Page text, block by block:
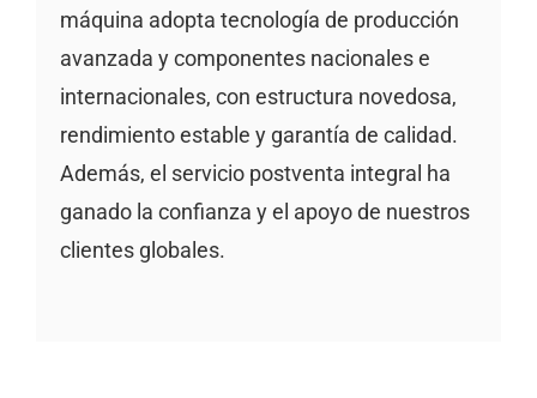
máquina adopta tecnología de producción
avanzada y componentes nacionales e
internacionales, con estructura novedosa,
rendimiento estable y garantía de calidad.
Además, el servicio postventa integral ha
ganado la confianza y el apoyo de nuestros
clientes globales.